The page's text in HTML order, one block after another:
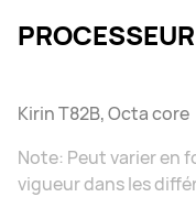
PROCESSEUR
Kirin T82B, Octa core
Note: Peut varier en
vigueur dans les